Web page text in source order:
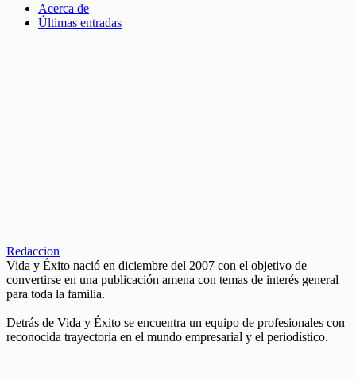
Acerca de
Últimas entradas
Redaccion
Vida y Éxito nació en diciembre del 2007 con el objetivo de
convertirse en una publicación amena con temas de interés general
para toda la familia.
Detrás de Vida y Éxito se encuentra un equipo de profesionales con
reconocida trayectoria en el mundo empresarial y el periodístico.